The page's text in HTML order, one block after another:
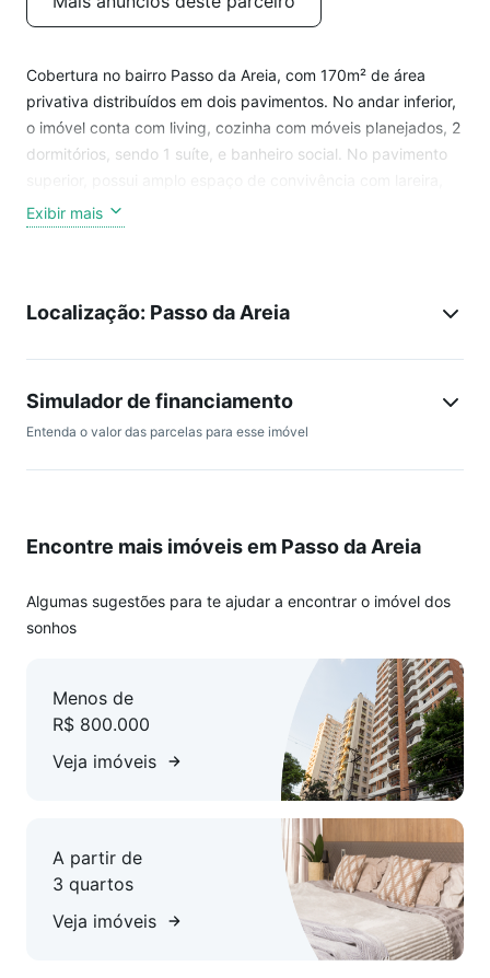
Cobertura no bairro Passo da Areia, com 170m² de área
privativa distribuídos em dois pavimentos. No andar inferior,
o imóvel conta com living, cozinha com móveis planejados, 2
dormitórios, sendo 1 suíte, e banheiro social. No pavimento
ambiente gourmet com churrasqueira e um terceiro
dormitório com banheiro privativo. A área externa dispõe de
lavanderia independente, vaga dupla de garagem e
O imóvel possui diferenciais que agregam conforto e
preparação para carregamento de veículo elétrico e
esquadrias em PVC com vidros de desempenho térmico e
está próximo a diversos comércios, além de contar com fácil
acesso a mercados, farmácias, escolas, academias e
Exibir mais
Localização: Passo da Areia
Simulador de financiamento
Entenda o valor das parcelas para esse imóvel
Encontre mais imóveis em Passo da Areia
Algumas sugestões para te ajudar a encontrar o imóvel dos
sonhos
Menos de
R$ 800.000
Veja imóveis
A partir de
3 quartos
Veja imóveis